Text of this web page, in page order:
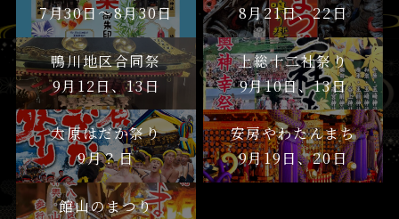
7月30日〜8月30日
8月21日、22日
鴨川地区合同祭
9月12日、13日
上総十二社祭り
9月10日、13日
大原はだか祭り
9月？日
安房やわたんまち
9月19日、20日
館山のまつり